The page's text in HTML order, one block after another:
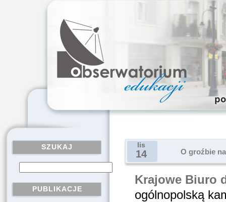
SZUKAJ
PUBLIKACJE
lis
14 O groźbie
Krajowe Biuro
ogólnopolską